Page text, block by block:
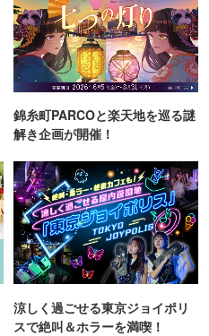
錦糸町PARCOと楽天地を巡る謎
解き企画が開催！
涼しく過ごせる東京ジョイポリ
スで絶叫＆ホラーを満喫！